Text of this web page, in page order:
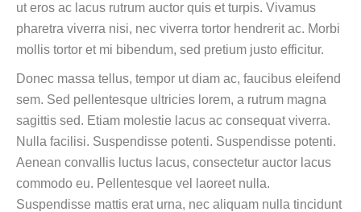
ut eros ac lacus rutrum auctor quis et turpis. Vivamus
pharetra viverra nisi, nec viverra tortor hendrerit ac. Morbi
mollis tortor et mi bibendum, sed pretium justo efficitur.
Donec massa tellus, tempor ut diam ac, faucibus eleifend
sem. Sed pellentesque ultricies lorem, a rutrum magna
sagittis sed. Etiam molestie lacus ac consequat viverra.
Nulla facilisi. Suspendisse potenti. Suspendisse potenti.
Aenean convallis luctus lacus, consectetur auctor lacus
commodo eu. Pellentesque vel laoreet nulla.
Suspendisse mattis erat urna, nec aliquam nulla tincidunt